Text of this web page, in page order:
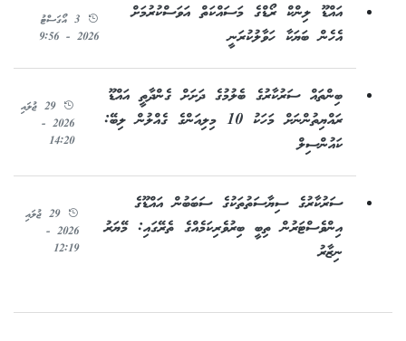
އައްޑޫ ލިންކް ރޯޑްގެ މަސައްކަތް އަވަސްކުރުމަށް
އެހެން ބަޔަކާ ހަވާލުކުރަނީ
3 އޯގަސްޓު
2026 - 9:56
ބިންތައް ސަރުކާރުގެ ބެލުމުގެ ދަށަށް ގެންދާތީ އައްޑޫ
ރައްޔިތުންނަށް މަހަކު 10 މިލިއަންގެ ގެއްލުން ލިބޭ:
ކައުންސިލް
29 ޖުލައި
2026 -
14:20
ސަރުކާރުގެ ސިޔާސަތުތަކުގެ ސަބަބުން އައްޑޫގެ
އިންވެސްޓަރުން ތިބީ ބިރުވެރިކަމެއްގެ ތެރޭގައި: މޭޔަރު
ނިޒާރު
29 ޖުލައި
2026 -
12:19